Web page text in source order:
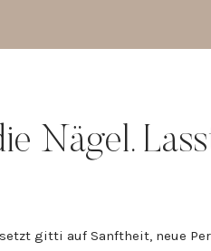
Nägel.
gitti auf Sanftheit, neue